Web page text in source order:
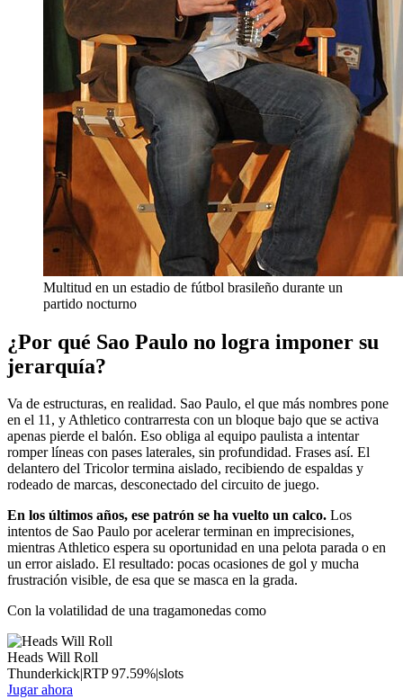
Multitud en un estadio de fútbol brasileño durante un
partido nocturno
¿Por qué Sao Paulo no logra imponer su
jerarquía?
Va de estructuras, en realidad. Sao Paulo, el que más nombres pone
en el 11, y Athletico contrarresta con un bloque bajo que se activa
apenas pierde el balón. Eso obliga al equipo paulista a intentar
romper líneas con pases laterales, sin profundidad. Frases así. El
delantero del Tricolor termina aislado, recibiendo de espaldas y
rodeado de marcas, desconectado del circuito de juego.
En los últimos años, ese patrón se ha vuelto un calco. Los
intentos de Sao Paulo por acelerar terminan en imprecisiones,
mientras Athletico espera su oportunidad en una pelota parada o en
un error aislado. El resultado: pocas ocasiones de gol y mucha
frustración visible, de esa que se masca en la grada.
Con la volatilidad de una tragamonedas como
Heads Will Roll
Thunderkick|RTP97.59%|slots
Jugar ahora